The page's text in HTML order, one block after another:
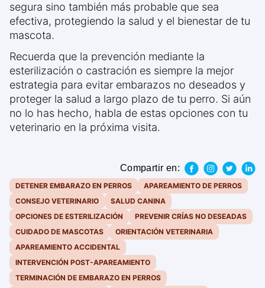
segura sino también más probable que sea
efectiva, protegiendo la salud y el bienestar de tu
mascota.
Recuerda que la prevención mediante la
esterilización o castración es siempre la mejor
estrategia para evitar embarazos no deseados y
proteger la salud a largo plazo de tu perro. Si aún
no lo has hecho, habla de estas opciones con tu
veterinario en la próxima visita.
Compartir en:
DETENER EMBARAZO EN PERROS
APAREAMIENTO DE PERROS
CONSEJO VETERINARIO
SALUD CANINA
OPCIONES DE ESTERILIZACIÓN
PREVENIR CRÍAS NO DESEADAS
CUIDADO DE MASCOTAS
ORIENTACIÓN VETERINARIA
APAREAMIENTO ACCIDENTAL
INTERVENCIÓN POST-APAREAMIENTO
TERMINACIÓN DE EMBARAZO EN PERROS